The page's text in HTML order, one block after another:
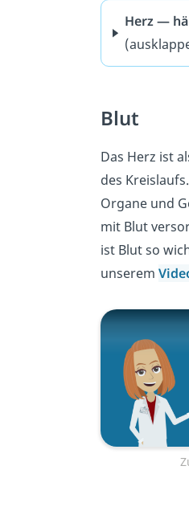
Herz —
Blut
Das Herz ist
des
Organe und
mit Blut
ist Blut so
unserem